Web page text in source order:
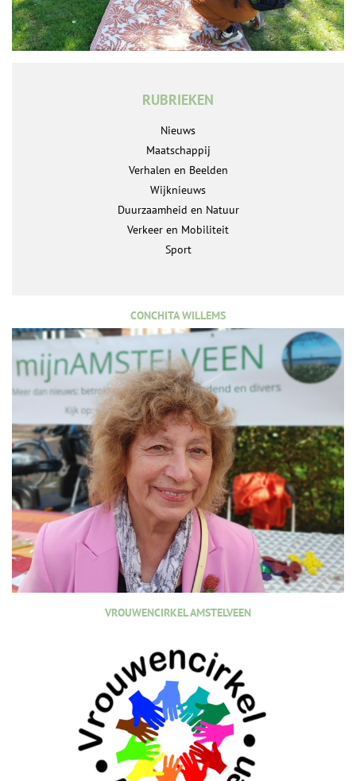
RUBRIEKEN
Nieuws
Maatschappij
Verhalen en Beelden
Wijknieuws
Duurzaamheid en Natuur
Verkeer en Mobiliteit
Sport
CONCHITA WILLEMS
VROUWENCIRKEL AMSTELVEEN